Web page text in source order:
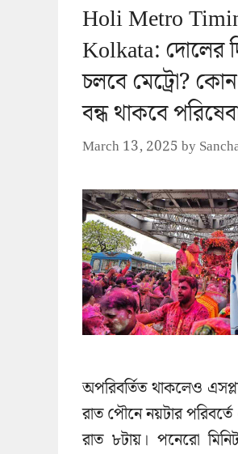
Holi Metro
Kolkata: দোলের
চলবে মেট্রো?
বন্ধ থাকবে
March 13, 2025by
অপরিবর্তিত থাকলেও
রাত পৌনে নয়টার পরিবর্তে
রাত ৮টায়। পনেরো